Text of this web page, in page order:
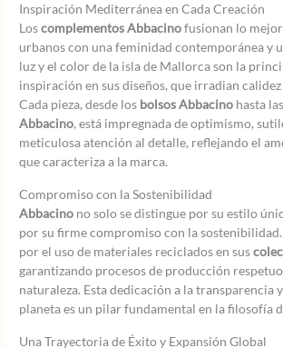
Inspiración Mediterránea en Cada Creación
Loscomplementos Abbacinofusionan lo
urbanos con una feminidad contemporánea y
luz y el color de la isla de Mallorca son la
inspiración en sus diseños, que irradian
Cada pieza, desde los bolsos Abbacino hasta
Abbacino, está impregnada de optimismo,
meticulosa atención al detalle, reflejando el
que caracteriza a la marca.
Compromiso con la Sostenibilidad
Abbacino no solo se distingue por su estilo
por su firme compromiso con la sostenibilidad.
por el uso de materiales reciclados en sus
garantizando procesos de producción
naturaleza. Esta dedicación a la transparencia
planeta es un pilar fundamental en la filosofía
Una Trayectoria de Éxito y Expansión Global